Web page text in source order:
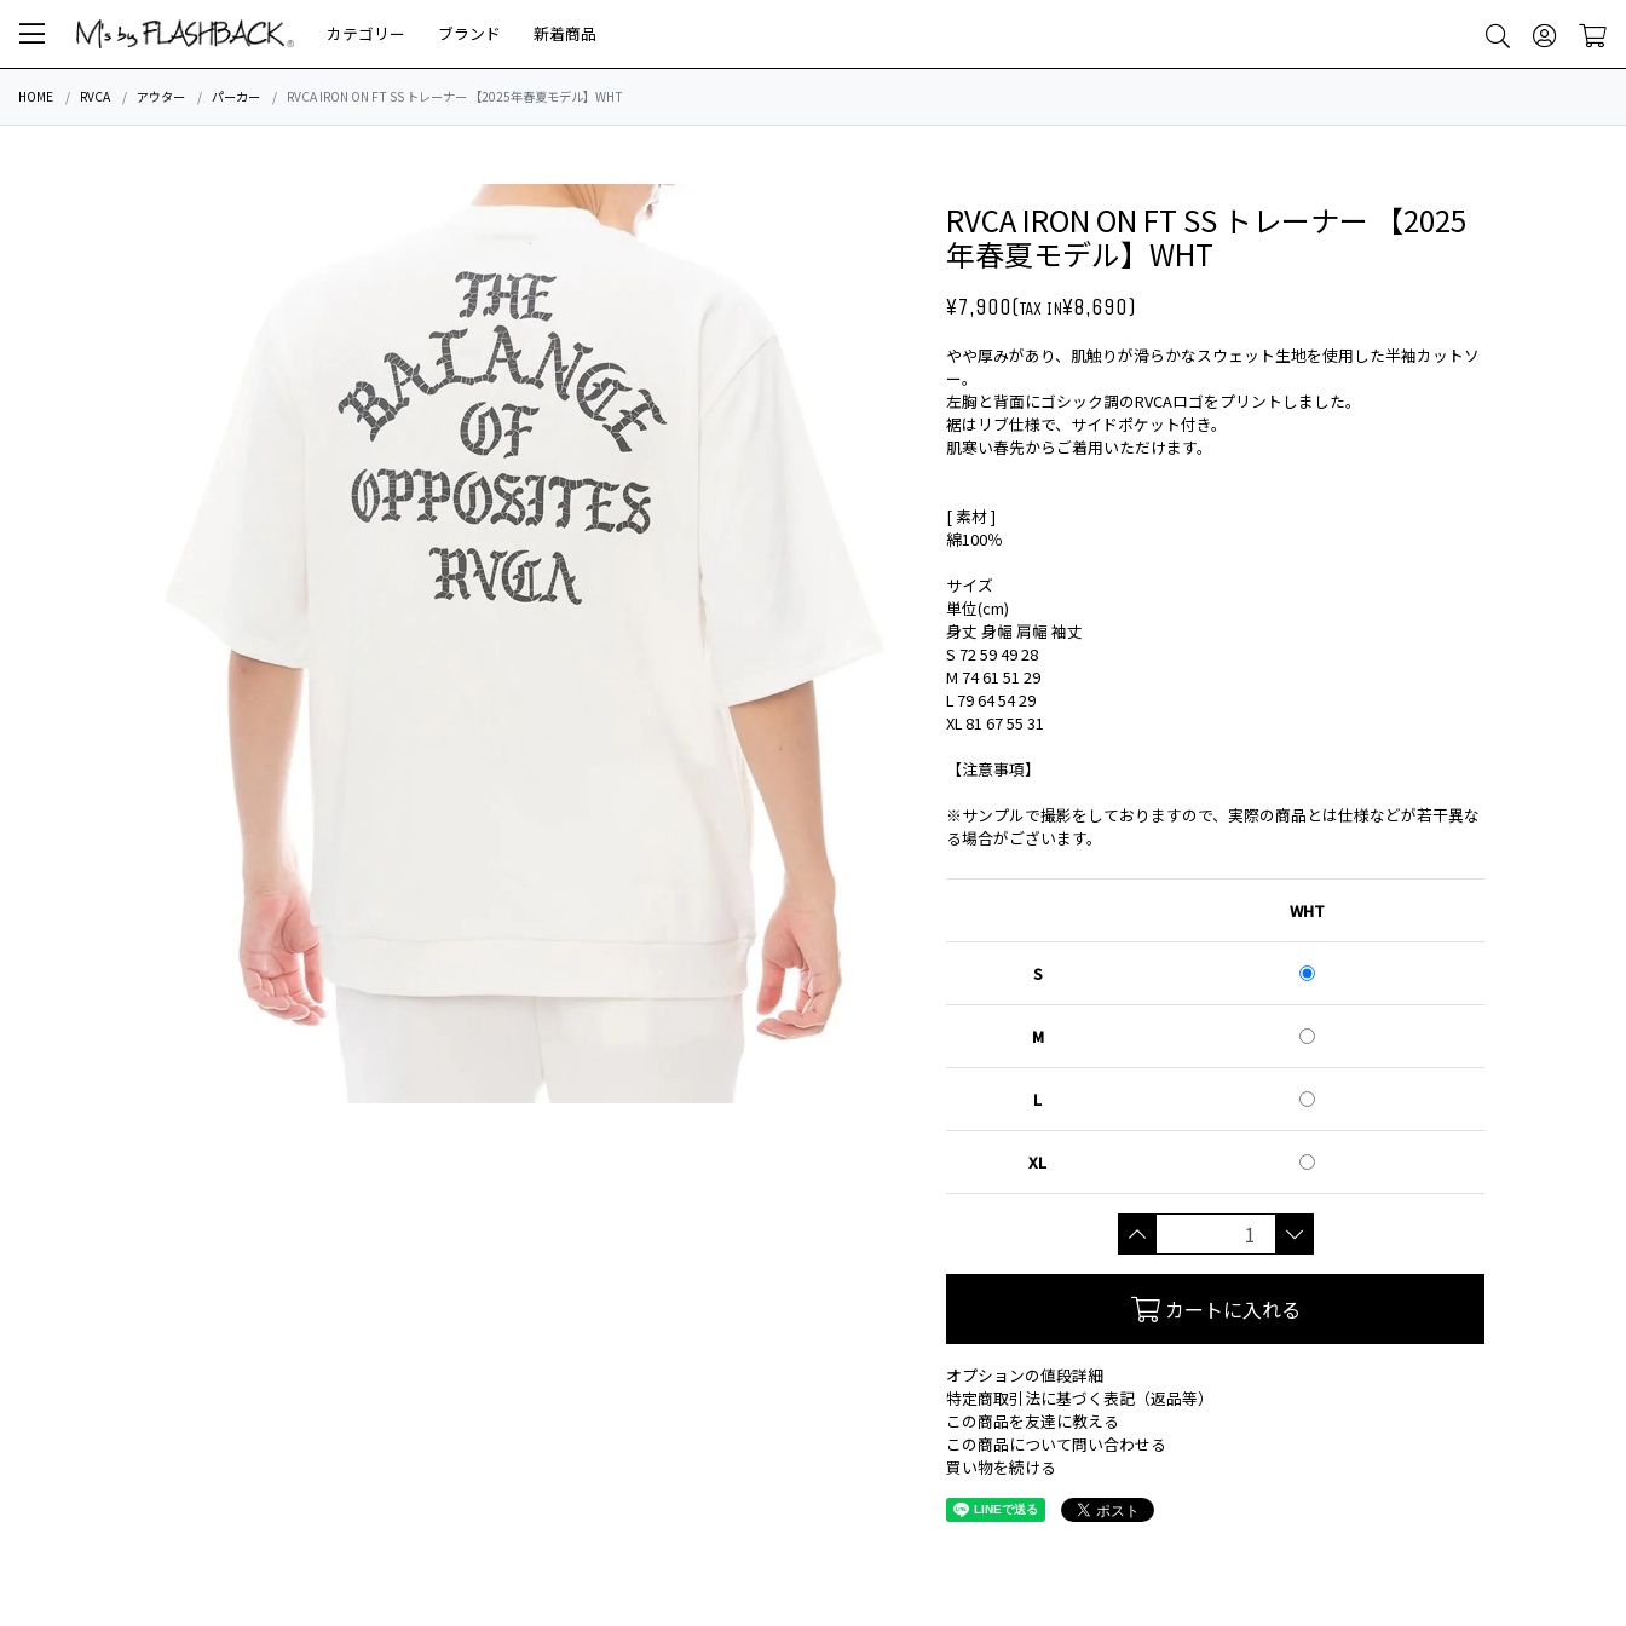
カテゴリー ブランド 新着商品
HOME RVCA アウター パーカー RVCA IRON ON FT SS トレーナー 【2025年春夏モデル】WHT
RVCA IRON ON FT SS トレーナー 【2025
年春夏モデル】WHT
¥7,900(TAX IN¥8,690)
やや厚みがあり、肌触りが滑らかなスウェット生地を使用した半袖カットソ
ー。
左胸と背面にゴシック調のRVCAロゴをプリントしました。
裾はリブ仕様で、サイドポケット付き。
肌寒い春先からご着用いただけます。
[ 素材 ]
綿100％
サイズ
単位(cm)
身丈 身幅 肩幅 袖丈
S 72 59 49 28
M 74 61 51 29
L 79 64 54 29
XL 81 67 55 31
【注意事項】
※サンプルで撮影をしておりますので、実際の商品とは仕様などが若干異な
る場合がございます。
WHT
S
M
L
XL
カートに入れる
オプションの値段詳細
特定商取引法に基づく表記（返品等）
この商品を友達に教える
この商品について問い合わせる
買い物を続ける